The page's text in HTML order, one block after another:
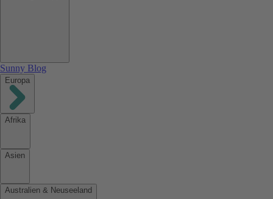
Sunny Blog
Europa
Afrika
Asien
Australien & Neuseeland